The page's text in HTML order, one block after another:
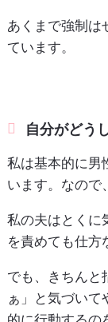
あくまで強制は
ています。
自分がどう
私は基本的に男
います。なので
私の夫はとくに
を責めても仕方
でも、きちんと
ぁ」と気づいて